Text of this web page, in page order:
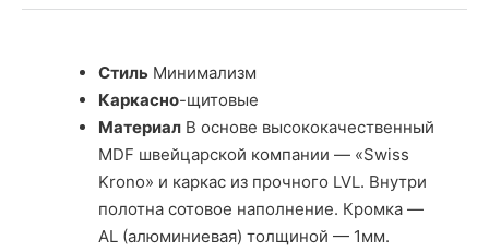
Стиль Минимализм
Каркасно-щитовые
Материал В основе высококачественный
MDF швейцарской компании — «Swiss
Krono» и каркас из прочного LVL. Внутри
полотна сотовое наполнение. Кромка —
AL (алюминиевая) толщиной — 1мм.